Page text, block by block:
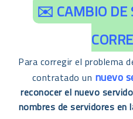
✉️ CAMBIO DE
Para corregir el problema
contratado un nuevo
reconocer el nuevo
nombres de servidores en